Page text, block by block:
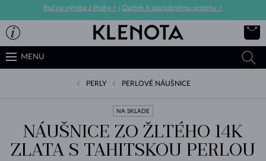
Ručná výroba z Prahy > Darček k zásnubnému prsteňu >
MENU
PERLY PERLOVÉ NÁUŠNICE
NA SKLADE
NÁUŠNICE ZO ŽLTÉHO 14K
ZLATA S TAHITSKOU PERLOU